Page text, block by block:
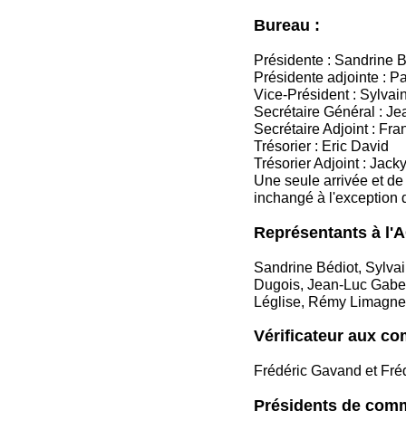
Bureau :
Présidente : Sandrine
Présidente adjointe :
Vice-Président :
Secrétaire Général :
Secrétaire Adjoint :
Trésorier : Eric David
Trésorier Adjoint :
Une seule arrivée et
inchangé à l'exception
Représentants à
Sandrine Bédiot,
Dugois, Jean-Luc
Léglise, Rémy
Vérificateur aux
Frédéric Gavand et
Présidents de